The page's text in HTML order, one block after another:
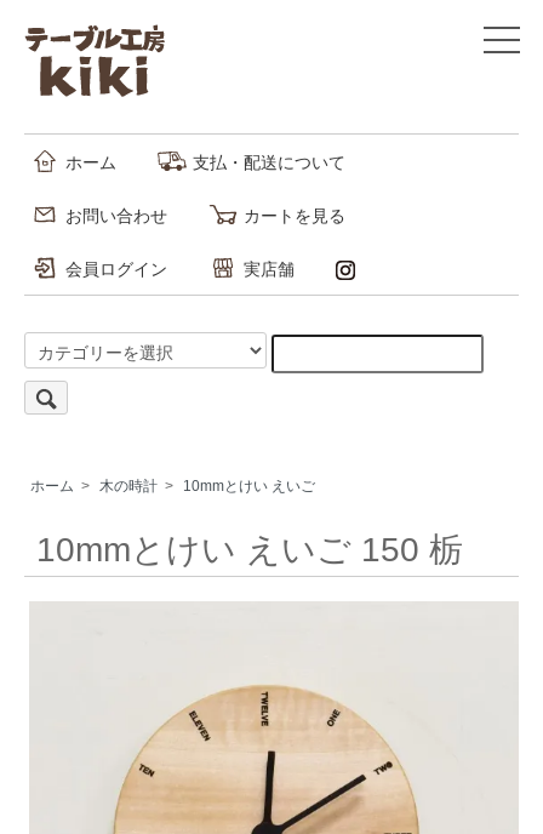
ホーム 支払・配送について
お問い合わせ カートを見る
会員ログイン 実店舗
ホーム > 木の時計 > 10mmとけい えいご
10mmとけい えいご 150 栃